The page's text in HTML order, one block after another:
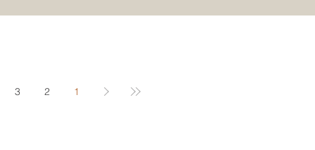
جديدة من الابتكار الفضائي عبر مهمة القمر
1
2
3